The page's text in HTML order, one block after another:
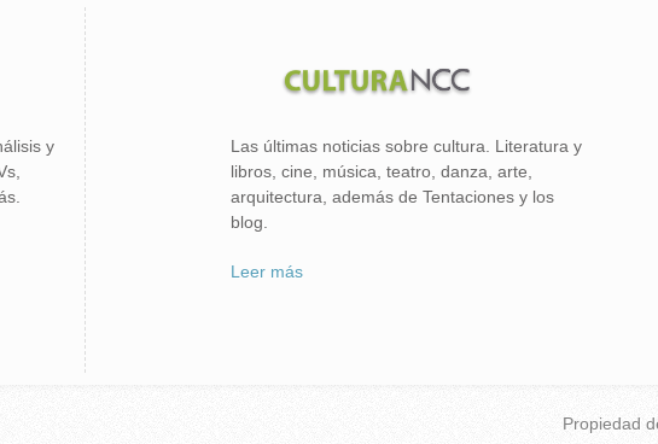
y
Las últimas noticias sobre cultura. Literatura y
libros, cine, música, teatro, danza, arte,
arquitectura, además de Tentaciones y los
blog.
Leer más
Propiedad